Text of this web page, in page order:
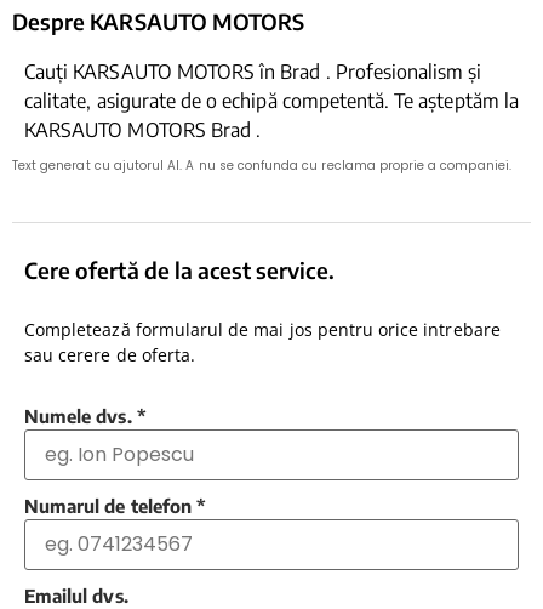
Despre KARSAUTO MOTORS
Cauți KARSAUTO MOTORS în Brad . Profesionalism și
calitate, asigurate de o echipă competentă. Te așteptăm la
KARSAUTO MOTORS Brad .
Text generat cu ajutorul AI. A nu se confunda cu reclama proprie a companiei.
Cere ofertă de la acest service.
Completează formularul de mai jos pentru orice intrebare
sau cerere de oferta.
Numele dvs. *
Numarul de telefon *
Emailul dvs.